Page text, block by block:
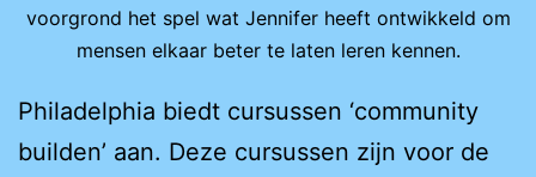
voorgrond het spel wat Jennifer heeft ontwikkeld om
mensen elkaar beter te laten leren kennen.
Philadelphia biedt cursussen ‘community
builden’ aan. Deze cursussen zijn voor de